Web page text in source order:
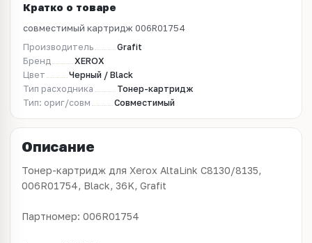
Кратко о товаре
совместимый картридж 006R01754
Производитель
Grafit
Бренд
XEROX
Цвет
Черный / Black
Тип расходника
Тонер-картридж
Тип: ориг/совм
Совместимый
Описание
Тонер-картридж для Xerox AltaLink C8130/8135,
006R01754, Black, 36K, Grafit
Партномер: 006R01754